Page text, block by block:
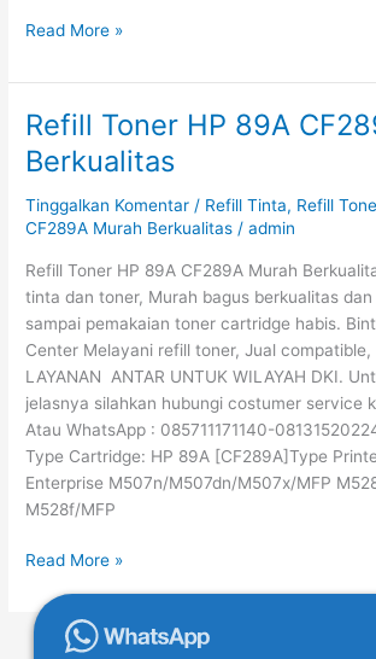
Read More »
Refill Toner HP 89A
Berkualitas
Tinggalkan Komentar / Refill Tinta, Refill
CF289A Murah Berkualitas /admin
Refill Toner HP 89A CF289A Murah
tinta dan toner, Murah bagus berkualitas
sampai pemakaian toner cartridge habis.
Center Melayani refill toner, Jual
LAYANAN ANTAR UNTUK WILAYAH DKI.
jelasnya silahkan hubungi costumer service
Atau WhatsApp : 085711171140-
Type Cartridge: HP 89A [CF289A]Type
Enterprise M507n/M507dn/M507x/MFP
M528f/MFP
Refill
Toner
HP
89A
CF289A
Berkualitas
Read More »